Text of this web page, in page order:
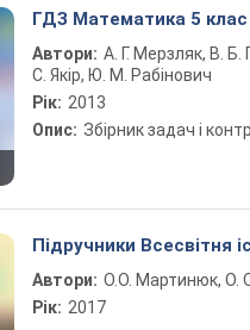
ГДЗ Математика 5 клас
Автори: А. Г. Мерзляк, В. Б.
С. Якір, Ю. М. Рабінович
Рік: 2013
Опис: Збірник задач і
Підручники Всесвітня
Автори: О.О. Мартинюк, О.
Рік: 2017